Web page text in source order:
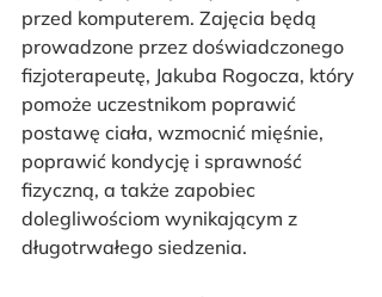
przed komputerem. Zajęcia będą
prowadzone przez doświadczonego
fizjoterapeutę, Jakuba Rogocza, który
pomoże uczestnikom poprawić
postawę ciała, wzmocnić mięśnie,
poprawić kondycję i sprawność
fizyczną, a także zapobiec
dolegliwościom wynikającym z
długotrwałego siedzenia.